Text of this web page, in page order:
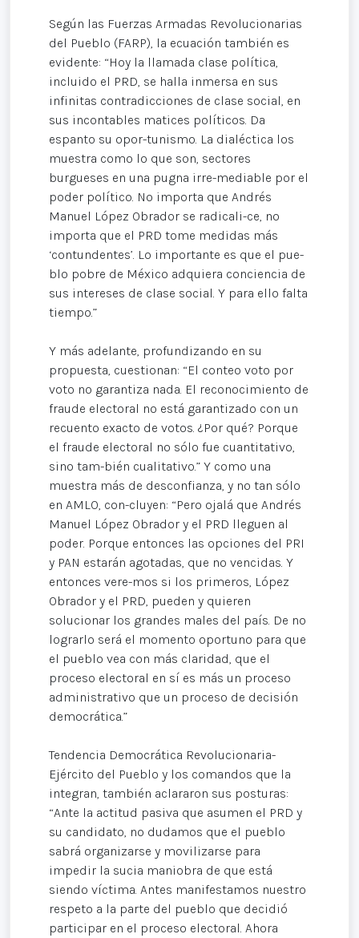
Según las Fuerzas Armadas Revolucionarias
del Pueblo (FARP), la ecuación también es
evidente: “Hoy la llamada clase política,
incluido el PRD, se halla inmersa en sus
infinitas contradicciones de clase social, en
sus incontables matices políticos. Da
espanto su opor-tunismo. La dialéctica los
muestra como lo que son, sectores
burgueses en una pugna irre-mediable por el
poder político. No importa que Andrés
Manuel López Obrador se radicali-ce, no
importa que el PRD tome medidas más
‘contundentes’. Lo importante es que el pue-
blo pobre de México adquiera conciencia de
sus intereses de clase social. Y para ello falta
tiempo.”
Y más adelante, profundizando en su
propuesta, cuestionan: “El conteo voto por
voto no garantiza nada. El reconocimiento de
fraude electoral no está garantizado con un
recuento exacto de votos. ¿Por qué? Porque
el fraude electoral no sólo fue cuantitativo,
sino tam-bién cualitativo.” Y como una
muestra más de desconfianza, y no tan sólo
en AMLO, con-cluyen: “Pero ojalá que Andrés
Manuel López Obrador y el PRD lleguen al
poder. Porque entonces las opciones del PRI
y PAN estarán agotadas, que no vencidas. Y
entonces vere-mos si los primeros, López
Obrador y el PRD, pueden y quieren
solucionar los grandes males del país. De no
lograrlo será el momento oportuno para que
el pueblo vea con más claridad, que el
proceso electoral en sí es más un proceso
administrativo que un proceso de decisión
democrática.”
Tendencia Democrática Revolucionaria-
Ejército del Pueblo y los comandos que la
integran, también aclararon sus posturas:
“Ante la actitud pasiva que asumen el PRD y
su candidato, no dudamos que el pueblo
sabrá organizarse y movilizarse para
impedir la sucia maniobra de que está
siendo víctima. Antes manifestamos nuestro
respeto a la parte del pueblo que decidió
participar en el proceso electoral. Ahora